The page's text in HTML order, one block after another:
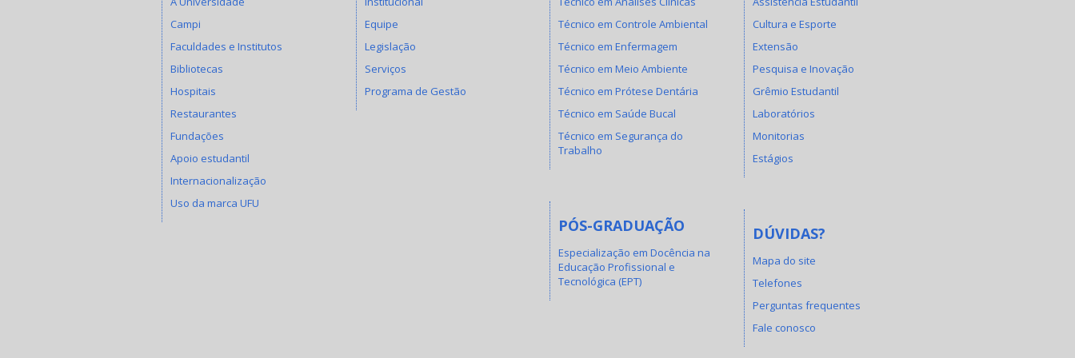
Campi
Faculdades e Institutos
Bibliotecas
Hospitais
Restaurantes
Fundações
Apoio estudantil
Internacionalização
Uso da marca UFU
Equipe
Legislação
Serviços
Programa de Gestão
Técnico em Controle Ambiental
Técnico em Enfermagem
Técnico em Meio Ambiente
Técnico em Prótese Dentária
Técnico em Saúde Bucal
Técnico em Segurança do
Trabalho
PÓS-GRADUAÇÃO
Especialização em Docência na
Educação Profissional e
Tecnológica (EPT)
Cultura e Esporte
Extensão
Pesquisa e Inovação
Grêmio Estudantil
Laboratórios
Monitorias
Estágios
DÚVIDAS?
Mapa do site
Telefones
Perguntas frequentes
Fale conosco